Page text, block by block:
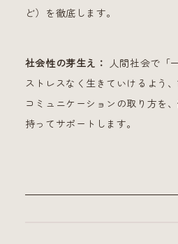
ど）を徹底します。
社会性の芽生え：
人間社会で「
ストレスなく生きていけるよう
コミュニケーションの取り方を
持ってサポートします。